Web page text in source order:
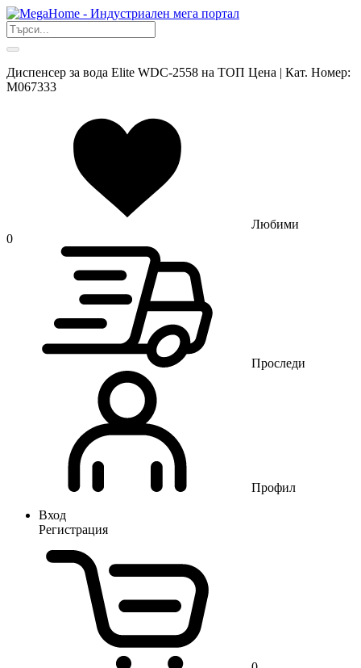
Диспенсер за вода Elite WDC-2558 на ТОП Цена | Кат. Номер:
M067333
Любими
0
Проследи
Профил
Вход
Регистрация